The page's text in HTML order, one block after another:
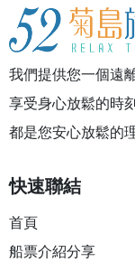
我們提供您一個遠
享受身心放鬆的時
都是您安心放鬆的
快速聯結
首頁
船票介紹分享